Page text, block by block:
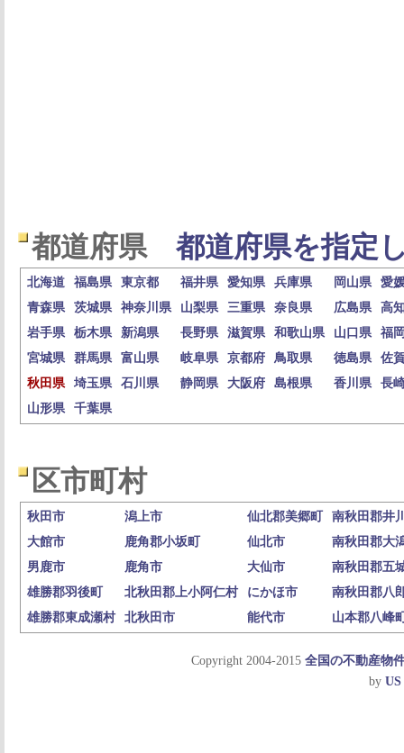
都道府県 都道府県を指定
北海道 福島県 東京都 福井県 愛知県 兵庫県 岡山県
愛
青森県
茨城県 神奈川県 山梨県 三重県 奈良県 広島県
高
岩手県
栃木県 新潟県 長野県 滋賀県 和歌山県 山口県
福
宮城県
群馬県 富山県 岐阜県 京都府 鳥取県 徳島県
佐
秋田県
埼玉県 石川県 静岡県 大阪府 島根県 香川県
長
山形県
千葉県
区市町村
秋田市 潟上市 仙北郡美郷町
南秋田郡井
大館市
鹿角郡小坂町 仙北市
南秋田郡大
男鹿市
鹿角市 大仙市
南秋田郡五
雄勝郡羽後町
北秋田郡上小阿仁村 にかほ市
南秋田郡八
雄勝郡東成瀬村
北秋田市 能代市 山本郡八峰
Copyright 2004-2015 全国の不動産物
by US